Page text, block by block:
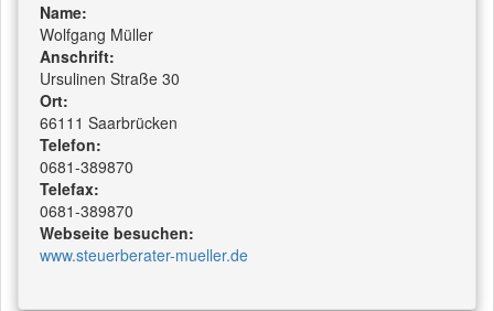
Name:
Wolfgang Müller
Anschrift:
Ursulinen Straße 30
Ort:
66111 Saarbrücken
Telefon:
0681-389870
Telefax:
0681-389870
Webseite besuchen:
www.steuerberater-mueller.de